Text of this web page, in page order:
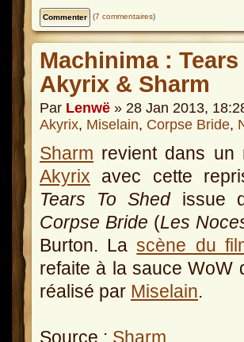
(7 commentaires)
Machinima :
Akyrix & Sharm
Par Lenwë » 28 Jan 2013,
Akyrix, Miselain, Corpse Bride,
Sharm revient dans un
Akyrix avec cette
Tears To Shedissue
Corpse Bride (Les
Burton. Lascène du
refaite à la sauce WoW
réalisé par Miselain.
Source : Sharm